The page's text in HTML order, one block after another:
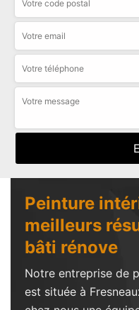
Peinture
meilleurs
bâti rénove
Notre entreprise de
est située à